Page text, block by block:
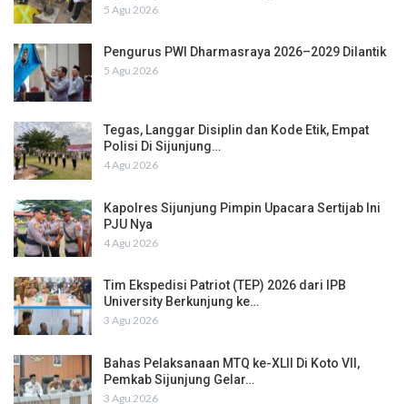
5 Agu 2026
Pengurus PWI Dharmasraya 2026–2029 Dilantik
5 Agu 2026
Tegas, Langgar Disiplin dan Kode Etik, Empat
Polisi Di Sijunjung…
4 Agu 2026
Kapolres Sijunjung Pimpin Upacara Sertijab Ini
PJU Nya
4 Agu 2026
Tim Ekspedisi Patriot (TEP) 2026 dari IPB
University Berkunjung ke…
3 Agu 2026
Bahas Pelaksanaan MTQ ke-XLII Di Koto VII,
Pemkab Sijunjung Gelar…
3 Agu 2026